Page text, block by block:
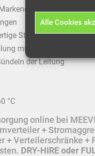
Alle Cookies
Steckvorrichtungen
mit Feder-Klappdeckel
der Leitung
°C
online bei
+
+ Verteilerschränke
DRY-HIRE oder